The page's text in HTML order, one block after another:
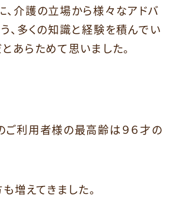
介護の立場から様々なアドバ
、多くの知識と経験を積んでい
あらためて思いました。
ご利用者様の最高齢は９６才の
増えてきました。